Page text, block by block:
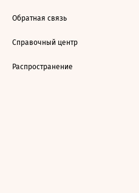
Обратная связь
Справочный центр
Распространение